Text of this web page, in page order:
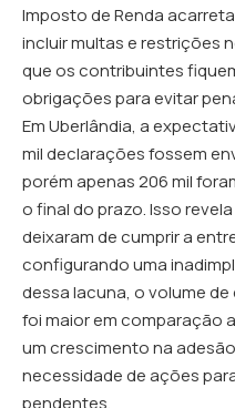
Imposto de Renda
incluir multas e restrições
que os contribuintes
obrigações para evitar
Em Uberlândia, a
mil declarações fossem
porém apenas 206 mil
o final do prazo. Isso
deixaram de cumprir a
configurando uma
dessa lacuna, o volume
foi maior em comparação
um crescimento na
necessidade de ações
pendentes.